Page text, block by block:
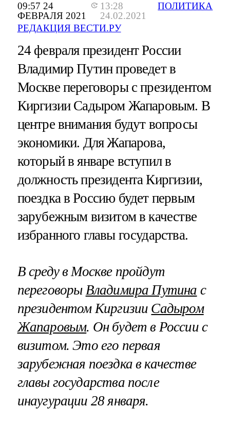
09:57 24
ФЕВРАЛЯ 2021
13:28
24.02.2021
РЕДАКЦИЯ ВЕСТИ.РУ
ПОЛИТИКА
24 февраля президент России
Владимир Путин проведет в
Москве переговоры с президентом
Киргизии Садыром Жапаровым. В
центре внимания будут вопросы
экономики. Для Жапарова,
который в январе вступил в
должность президента Киргизии,
поездка в Россию будет первым
зарубежным визитом в качестве
избранного главы государства.
В среду в Москве пройдут
переговоры Владимира Путина с
президентом Киргизии Садыром
Жапаровым. Он будет в России с
визитом. Это его первая
зарубежная поездка в качестве
главы государства после
инаугурации 28 января.